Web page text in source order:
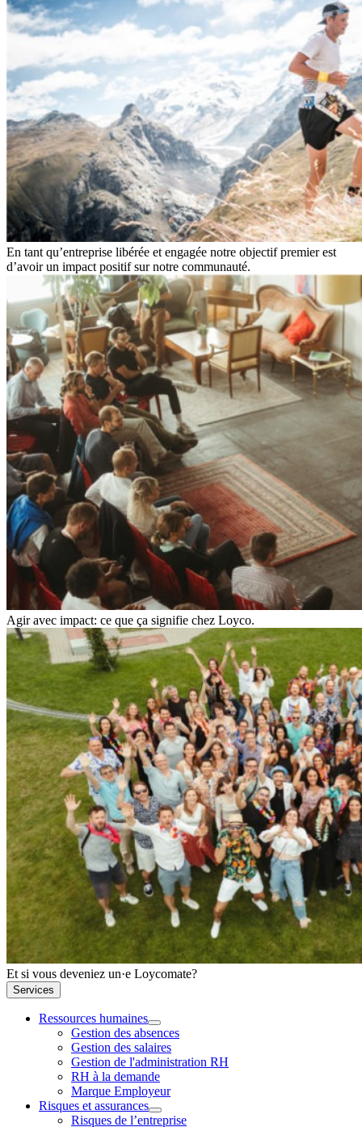
En tant qu’entreprise libérée et engagée notre objectif premier est
d’avoir un impact positif sur notre communauté.
Agir avec impact: ce que ça signifie chez Loyco.
Et si vous deveniez un·e Loycomate?
Services
Ressources humaines
Gestion des absences
Gestion des salaires
Gestion de l'administration RH
RH à la demande
Marque Employeur
Risques et assurances
Risques de l’entreprise